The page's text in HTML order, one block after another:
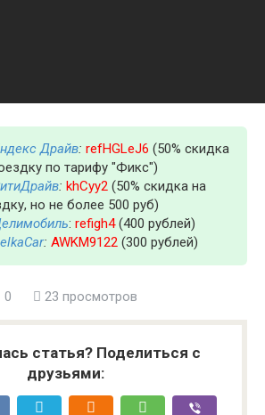
Драйв: refHGLeJ6 (50% скидка
по тарифу "Фикс")
: khCyy2 (50% скидка на
но не более 500 руб)
: refigh4(400 рублей)
: AWKM9122 (300 рублей)
0 23 просмотров
статья? Поделиться с
друзьями: